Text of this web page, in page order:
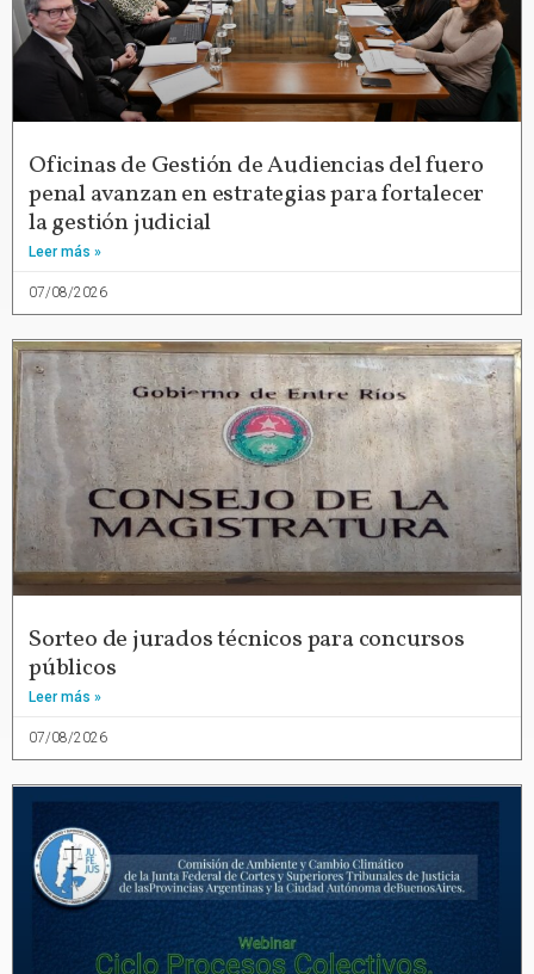
Oficinas de Gestión de Audiencias del fuero
penal avanzan en estrategias para fortalecer
la gestión judicial
Leer más »
07/08/2026
Sorteo de jurados técnicos para concursos
públicos
Leer más »
07/08/2026